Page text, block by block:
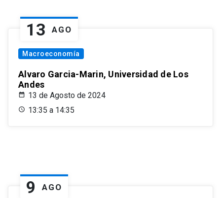
13 AGO
Macroeconomía
Alvaro Garcia-Marin, Universidad de Los
Andes
13 de Agosto de 2024
13:35 a 14:35
9 AGO